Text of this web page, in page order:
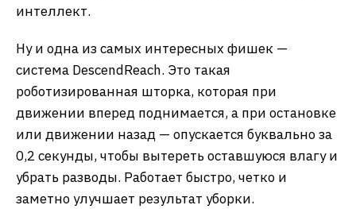
интеллект.
Ну и одна из самых интересных фишек —
система DescendReach. Это такая
роботизированная шторка, которая при
движении вперед поднимается, а при остановке
или движении назад — опускается буквально за
0,2 секунды, чтобы вытереть оставшуюся влагу и
убрать разводы. Работает быстро, четко и
заметно улучшает результат уборки.